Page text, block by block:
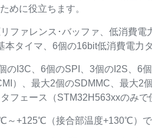
めに役立ちます。
ファレンス･バッファ、低消費
タイマ、6個の16bit低消費電力
のI3C、6個のSPI、3個のI2S、6
）、最大2個のSDMMC、最大2
フェース（STM32H563xxのみで
+125℃（接合部温度+130℃）で